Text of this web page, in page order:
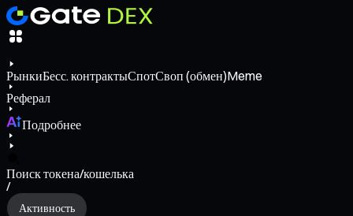
РынкиБесс. контрактыСпотСвоп (обмен)Meme
Реферал
Подробнее
Поиск токена/кошелька
/
Активность